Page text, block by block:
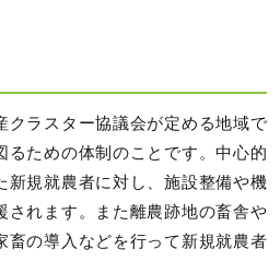
クラスター協議会が定める地域で
るための体制のことです。中心的
新規就農者に対し、施設整備や機
されます。また離農跡地の畜舎や
畜の導入などを行って新規就農者